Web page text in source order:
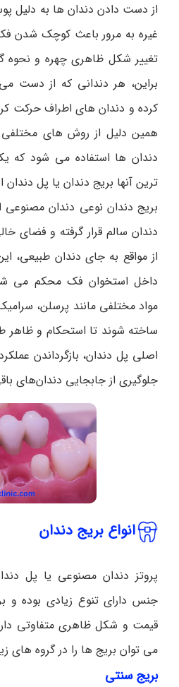
از دست دادن دندان ها به دلیل
غیره به مرور باعث کوچک شدن
تغییر شکل ظاهری چهره و نحوه
براین، هر دندانی که از دست
کرده و دندان های اطراف حرکت
همین دلیل از روش های مختلفی
دندان ها استفاده می شود که
ترین آنها بریج دندان یا پل
بریج دندان نوعی دندان
دندان سالم قرار گرفته و فضای
از مواقع به جای دندان طبیعی،
داخل استخوان فک محکم می
مواد مختلفی مانند پرسلن،
ساخته شوند تا استحکام و ظاهر
اصلی پل دندان، بازگرداندن
جلوگیری از جابجایی دندان‌های
انواع بریج دندان
پروتز دندان مصنوعی یا پل
جنس دارای تنوع زیادی بوده و
قیمت و شکل ظاهری متفاوتی
می توان بریج ها را در گروه های
بریج سنتی